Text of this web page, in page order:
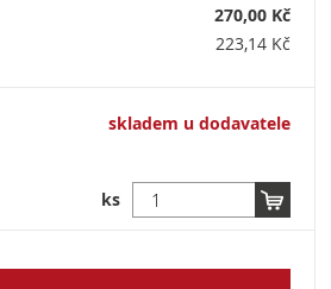
270,00 Kč
223,14 Kč
skladem u dodavatele
ks